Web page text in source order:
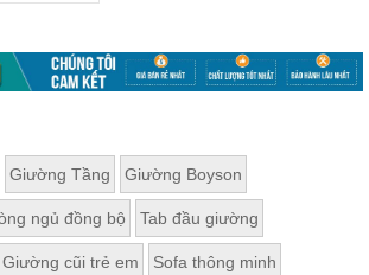
Giường Tầng Giường Boyson
ngủ đồng bộ Tab đầu giường
Giường cũi trẻ em Sofa thông minh